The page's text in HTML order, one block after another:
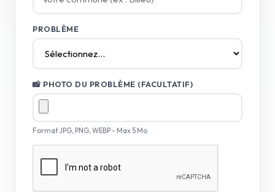
PROBLÈME
📸 PHOTO DU PROBLÈME (FACULTATIF)
Format JPG, PNG, WEBP - Max 5 Mo